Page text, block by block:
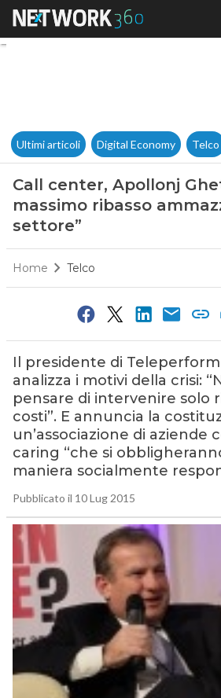
Call
Ultimi articoli Digital Economy Telco
Call center, Apollonj
massimo ribasso
settore”
Home Telco
Il presidente di
analizza i motivi della crisi:
pensare di intervenire solo
costi”. E annuncia la
un’associazione di aziende
caring “che si
maniera socialmente
Pubblicato il 10 Lug 2015